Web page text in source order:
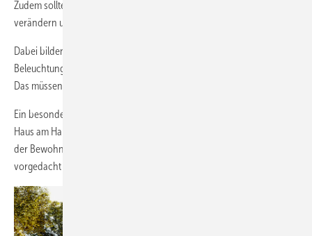
Zudem sollten sich im Idealfall die Räumlichkeiten immer wieder
verändern und an wechselnde Anforderungen anpassen lassen.“
Dabei bilden eine hohe Tageslichtqualität und eine gut geplante
Beleuchtung eine wichtige Grundlage für die Lebensqualität im Raum.
Das müssen Planer berücksichtigen.
Ein besonderes Projekt, das sie im letzten Jahr geplant hat, war ein
Haus am Hang: Es kann flexibel an die sich ändernden Anforderungen
der Bewohner angepasst werden. Dieses Gebäude ist für 50 Jahre
vorgedacht und entsprechend geplant.